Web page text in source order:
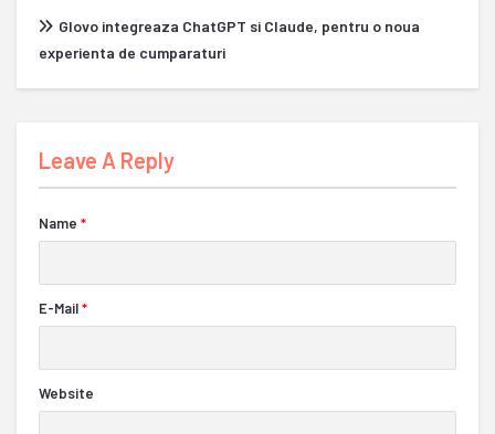
Glovo integreaza ChatGPT si Claude, pentru o noua
experienta de cumparaturi
Leave A Reply
Name *
E-Mail*
Website